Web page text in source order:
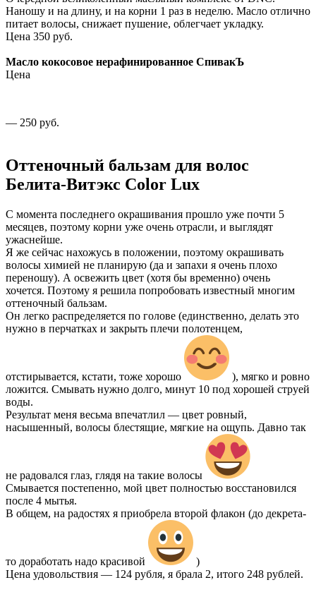
Наношу и на длину, и на корни 1 раз в неделю. Масло отлично
питает волосы, снижает пушение, облегчает укладку.
Цена 350 руб.
Масло кокосовое нерафинированное СпивакЪ
Цена
— 250 руб.
Оттеночный бальзам для волос
Белита-Витэкс Color Lux
С момента последнего окрашивания прошло уже почти 5
месяцев, поэтому корни уже очень отрасли, и выглядят
ужаснейше.
Я же сейчас нахожусь в положении, поэтому окрашивать
волосы химией не планирую (да и запахи я очень плохо
переношу). А освежить цвет (хотя бы временно) очень
хочется. Поэтому я решила попробовать известный многим
оттеночный бальзам.
Он легко распределяется по голове (единственно, делать это
нужно в перчатках и закрыть плечи полотенцем,
отстирывается, кстати, тоже хорошо
), мягко и ровно
ложится. Смывать нужно долго, минут 10 под хорошей струей
воды.
Результат меня весьма впечатлил — цвет ровный,
насышенный, волосы блестящие, мягкие на ощупь. Давно так
не радовался глаз, глядя на такие волосы
Смывается постепенно, мой цвет полностью восстановился
после 4 мытья.
В общем, на радостях я приобрела второй флакон (до декрета-
то доработать надо красивой
)
Цена удовольствия — 124 рубля, я брала 2, итого 248 рублей.